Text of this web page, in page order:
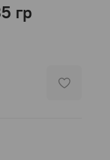
гр